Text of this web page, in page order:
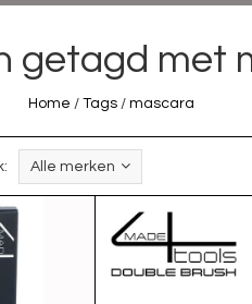
getagd met
Home / Tags/ mascara
Alle merken